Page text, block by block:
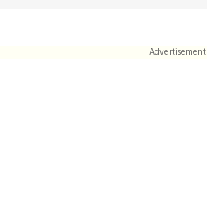
Advertisement